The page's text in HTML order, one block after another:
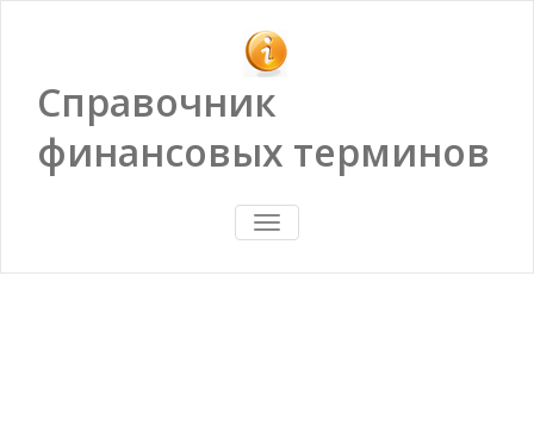
Справочник
финансовых терминов
ПОКАЗАТЬ/
СКРЫТЬ